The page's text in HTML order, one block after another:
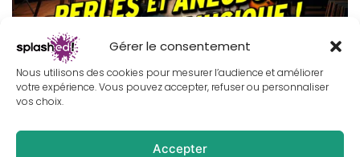
Gérer le consentement
Nous utilisons des cookies pour mesurer l’audience et améliorer
votre expérience. Vous pouvez accepter, refuser ou personnaliser
vos choix.
Accepter
tenaces du cinéma & de la musique